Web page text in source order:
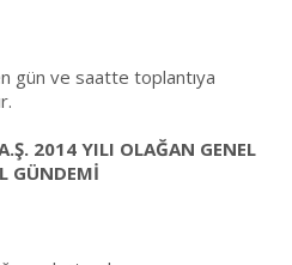
gün ve saatte toplantıya
2014 YILI OLAĞAN GENEL
GÜNDEMİ